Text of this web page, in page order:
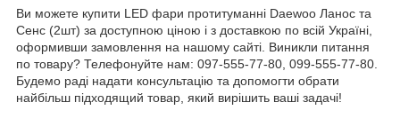
Ви можете купити LED фари протитуманні Daewoo Ланос та
Сенс (2шт) за доступною ціною і з доставкою по всій Україні,
оформивши замовлення на нашому сайті. Виникли питання
по товару? Телефонуйте нам: 097-555-77-80, 099-555-77-80.
Будемо раді надати консультацію та допомогти обрати
найбільш підходящий товар, який вирішить ваші задачі!